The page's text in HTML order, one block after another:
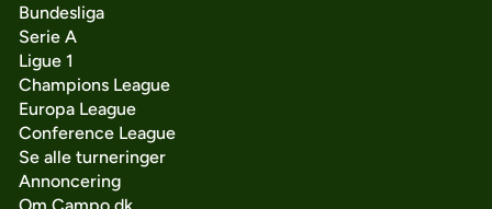
Bundesliga
Serie A
Ligue 1
Champions League
Europa League
Conference League
Se alle turneringer
Annoncering